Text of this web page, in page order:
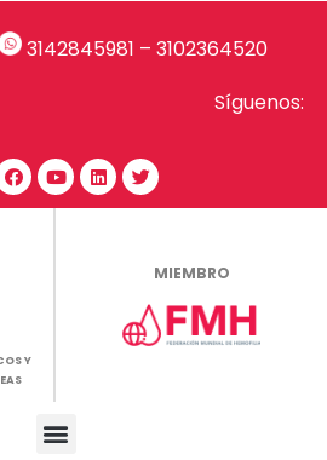
3142845981 – 3102364520
Síguenos:
Y
MIEMBRO